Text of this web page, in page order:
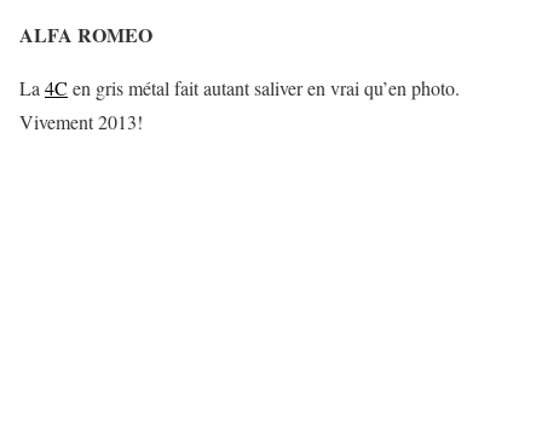
ALFA ROMEO
La 4C en gris métal fait autant saliver en vrai qu’en photo.
Vivement 2013!